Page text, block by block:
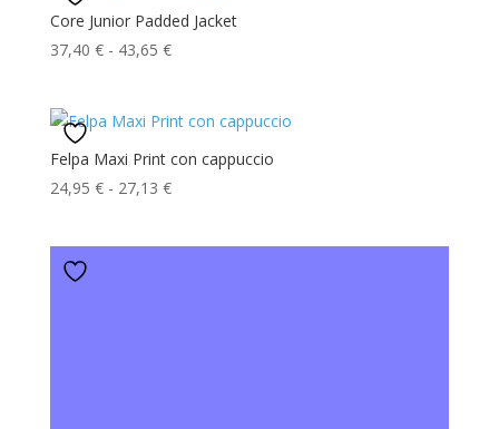
43,50 €
Core Junior Padded Jacket
37,40 € - 43,65 €Fascia
da
37,40 €
Felpa Maxi Print con cappuccio
24,95 € - 27,13 €Fascia